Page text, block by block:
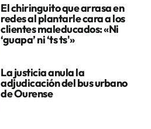
El chiringuito que arrasa en
redes al plantarle cara a los
clientes maleducados: «Ni
‘guapa’ ni ‘ts ts'»
La justicia anula la
adjudicación del bus urbano
de Ourense